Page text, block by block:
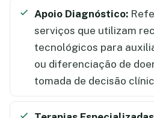
Apoio Diagnóstico:
serviços que utilizam
tecnológicos para
ou diferenciação de
tomada de decisão